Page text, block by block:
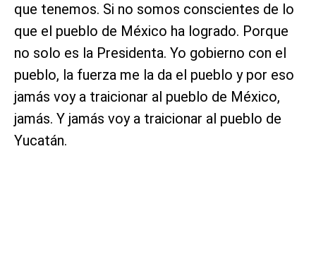
que tenemos. Si no somos conscientes de lo
que el pueblo de México ha logrado. Porque
no solo es la Presidenta. Yo gobierno con el
pueblo, la fuerza me la da el pueblo y por eso
jamás voy a traicionar al pueblo de México,
jamás. Y jamás voy a traicionar al pueblo de
Yucatán.